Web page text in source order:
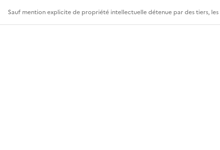
Sauf mention explicite de propriété intellectuelle détenue par des tiers,